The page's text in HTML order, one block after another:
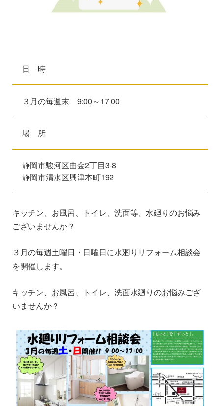
日 時
３月の毎週末 9:00～17:00
場 所
静岡市駿河区曲金2丁目3-8
静岡市清水区興津本町192
キッチン、お風呂、トイレ、洗面等、水廻りのお悩み
ございませんか？
３月の毎週土曜日・日曜日に水廻りリフォーム相談会
を開催します。
キッチン、お風呂、トイレ、洗面水廻りのお悩みござ
いませんか？